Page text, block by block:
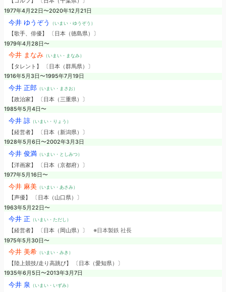
1977年4月22日〜2020年12月21日
今井 ゆうぞう （いまい・ゆうぞう）
【歌手、俳優】 〔日本（徳島県）〕
1979年4月28日〜
今井 まなみ（いまい・まなみ）
【タレント】 〔日本（群馬県）〕
1916年5月3日〜1995年7月19日
今井 正郎（いまい・まさお）
【政治家】 〔日本（三重県）〕
1985年5月4日〜
今井 諒 （いまい・りょう）
【経営者】 〔日本（新潟県）〕
1928年5月6日〜2002年3月3日
今井 俊満（いまい・としみつ）
【洋画家】 〔日本（京都府）〕
1977年5月16日〜
今井 麻美（いまい・あさみ）
【声優】 〔日本（山口県）〕
1963年5月22日〜
今井 正 （いまい・ただし）
【経営者】 〔日本（岡山県）〕 ※日本製鉄 社長
1975年5月30日〜
今井 美希（いまい・みき）
【陸上競技/走り高跳び】 〔日本（愛知県）〕
1935年6月5日〜2013年3月7日
今井 泉 （いまい・いずみ）